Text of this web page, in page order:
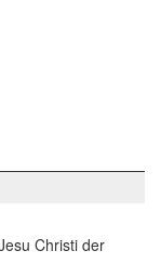
Christi der